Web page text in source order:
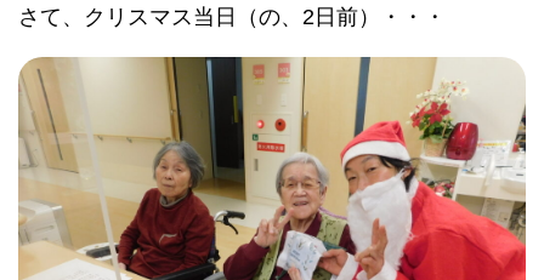
さて、クリスマス当日（の、2日前）・・・